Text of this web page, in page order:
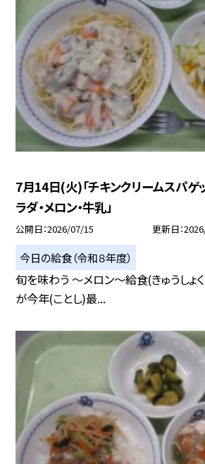
7月14日(火)「チキンクリームスパゲ
ラダ・メロン・牛乳」
公開日 2026/07/15 更新日
今日の給食（令和８年度）
旬を味わう ～メロン～給食(きゅうしょ
が今年(ことし)最...